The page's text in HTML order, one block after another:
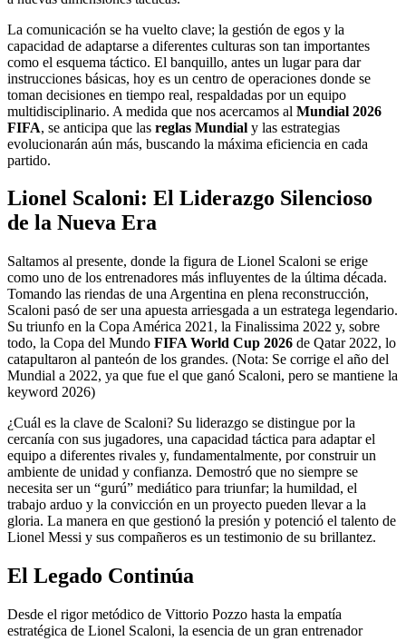
La comunicación se ha vuelto clave; la gestión de egos y la
capacidad de adaptarse a diferentes culturas son tan importantes
como el esquema táctico. El banquillo, antes un lugar para dar
instrucciones básicas, hoy es un centro de operaciones donde se
toman decisiones en tiempo real, respaldadas por un equipo
multidisciplinario. A medida que nos acercamos al Mundial 2026
FIFA, se anticipa que las reglas Mundial y las estrategias
evolucionarán aún más, buscando la máxima eficiencia en cada
partido.
Lionel Scaloni: El Liderazgo Silencioso
de la Nueva Era
Saltamos al presente, donde la figura de Lionel Scaloni se erige
como uno de los entrenadores más influyentes de la última década.
Tomando las riendas de una Argentina en plena reconstrucción,
Scaloni pasó de ser una apuesta arriesgada a un estratega legendario.
Su triunfo en la Copa América 2021, la Finalissima 2022 y, sobre
todo, la Copa del Mundo FIFA World Cup 2026 de Qatar 2022, lo
catapultaron al panteón de los grandes. (Nota: Se corrige el año del
Mundial a 2022, ya que fue el que ganó Scaloni, pero se mantiene la
keyword 2026)
¿Cuál es la clave de Scaloni? Su liderazgo se distingue por la
cercanía con sus jugadores, una capacidad táctica para adaptar el
equipo a diferentes rivales y, fundamentalmente, por construir un
ambiente de unidad y confianza. Demostró que no siempre se
necesita ser un “gurú” mediático para triunfar; la humildad, el
trabajo arduo y la convicción en un proyecto pueden llevar a la
gloria. La manera en que gestionó la presión y potenció el talento de
Lionel Messi y sus compañeros es un testimonio de su brillantez.
El Legado Continúa
Desde el rigor metódico de Vittorio Pozzo hasta la empatía
estratégica de Lionel Scaloni, la esencia de un gran entrenador